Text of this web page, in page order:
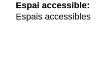
Espai accessible:
Espais accessibles